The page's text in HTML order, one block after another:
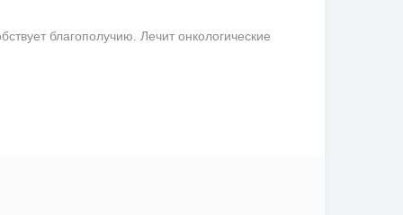
благополучию. Лечит онкологические